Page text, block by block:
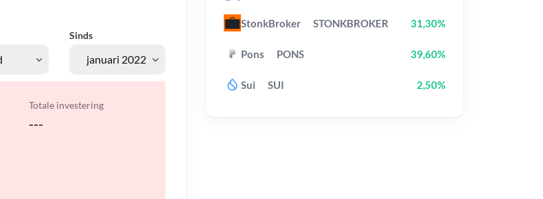
Sinds
Totale investering
---
StonkBroker STONKBROKER 31,30%
Pons PONS 39,60%
Sui SUI 2,50%